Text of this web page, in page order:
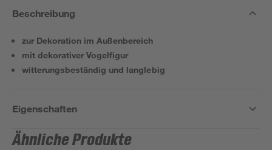
Beschreibung
zur Dekoration im Außenbereich
mit dekorativer Vogelfigur
witterungsbeständig und langlebig
Eigenschaften
Ähnliche Produkte